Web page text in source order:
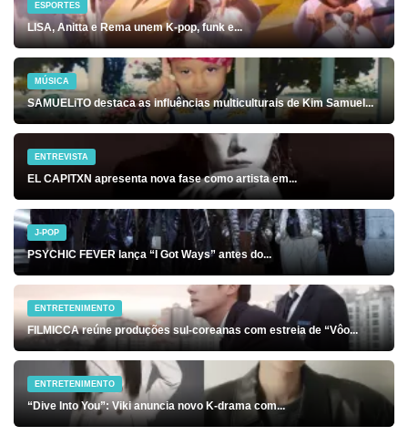
ESPORTES
LISA, Anitta e Rema unem K-pop, funk e...
MÚSICA
SAMUELiTO destaca as influências multiculturais de Kim Samuel...
ENTREVISTA
EL CAPITXN apresenta nova fase como artista em...
J-POP
PSYCHIC FEVER lança “I Got Ways” antes do...
ENTRETENIMENTO
FILMICCA reúne produções sul-coreanas com estreia de “Vôo...
ENTRETENIMENTO
“Dive Into You”: Viki anuncia novo K-drama com...